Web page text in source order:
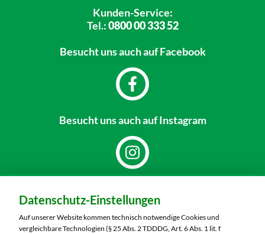
Kunden-Service:
Tel.:0800 00 333 52
Besucht unsauch auf Facebook
Besucht unsauch auf Instagram
MARKTKAUF Schweinfurt
Carl-Benz-Straße 7
97424 Schweinfurt
Datenschutz-Einstellungen
Auf unserer Website kommen technisch notwendige Cookies und
vergleichbare Technologien (§ 25 Abs. 2 TDDDG, Art. 6 Abs. 1 lit. f